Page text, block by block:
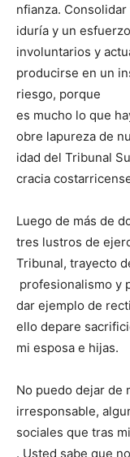
nfianza.
iduría y un
involuntarios y
producirse en un
riesgo, porque
es mucho lo que
obre lapureza de
idad del Tribunal
cracia
Luego de más de
tres lustros de
Tribunal, trayecto
profesionalismo y
dar ejemplo de
ello depare
mi esposa e hijas.
No puedo dejar de
irresponsable,
sociales que tras
. Usted sabe que